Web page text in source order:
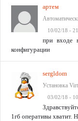
артем
10/02/18 -
при входе
конфигурации
sergldom
Установка
03/02/18 -
1гб оперативы хватит.